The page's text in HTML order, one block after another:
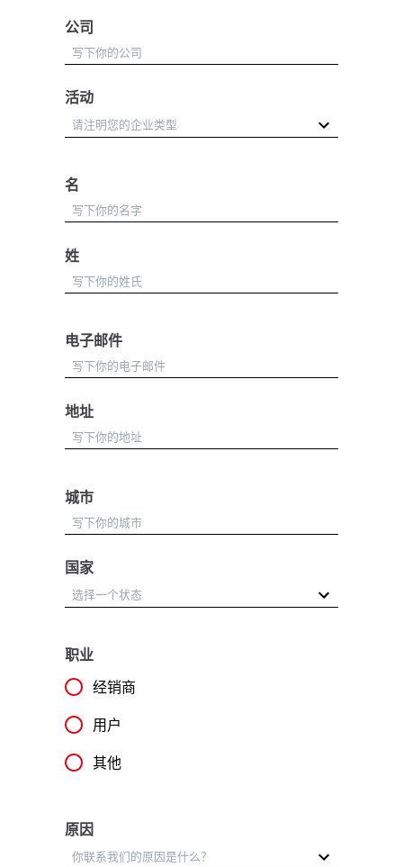
公司
活动
名
姓
电子邮件
地址
城市
国家
职业
经销商
用户
其他
原因